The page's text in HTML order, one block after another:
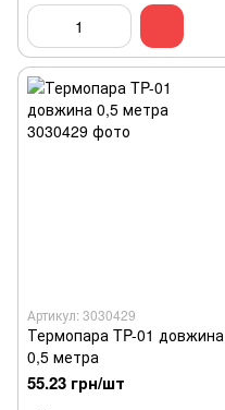
Артикул: 3030429
Термопара TP-01 довжина
0,5 метра
55.23 грн/шт